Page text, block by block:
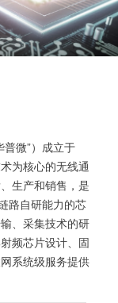
微”）成立于
为核心的无线通
生产和销售，是
路自研能力的芯
、采集技术的研
频芯片设计、固
系统级服务提供